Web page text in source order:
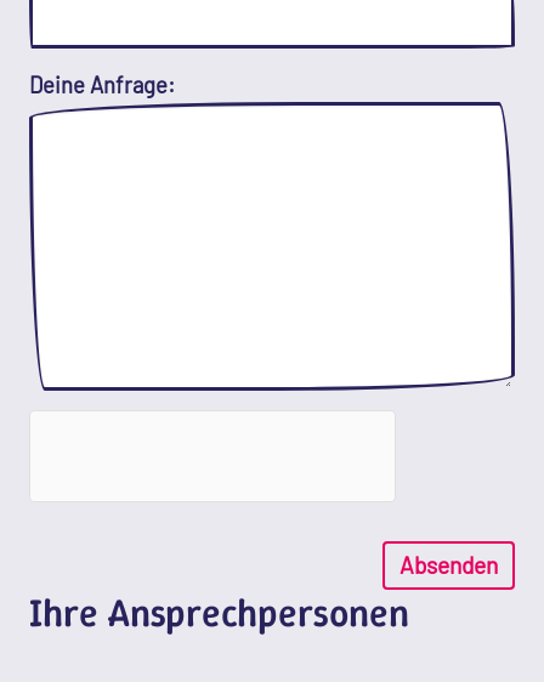
Deine Anfrage:
Absenden
Ihre Ansprechpersonen